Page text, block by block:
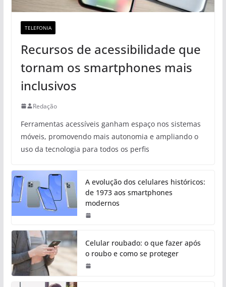
TELEFONIA
Recursos de acessibilidade que
tornam os smartphones mais
inclusivos
Redação
Ferramentas acessíveis ganham espaço nos sistemas
móveis, promovendo mais autonomia e ampliando o
uso da tecnologia para todos os perfis
A evolução dos celulares históricos:
de 1973 aos smartphones
modernos
Celular roubado: o que fazer após
o roubo e como se proteger